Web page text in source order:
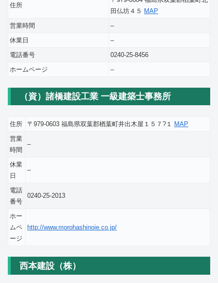
住所
田仏坊４５ MAP
営業時間
–
休業日
–
電話番号
0240-25-8456
ホームページ
–
（資）諸橋建設工業 一級建築士事務所
住所 〒979-0603 福島県双葉郡楢葉町井出木屋１５７?１
MAP
営業
時間
–
休業
日
–
電話
番号
0240-25-2013
ホー
ムペ
ージ
http://www.morohashinoie.co.jp/
西本建設（株）